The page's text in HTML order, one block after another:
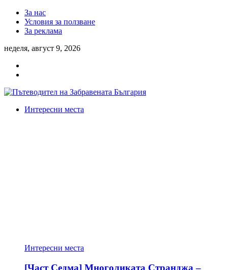
За нас
Условия за ползване
За реклама
неделя, август 9, 2026
Интересни места
Интересни места
[Част Седма] Многоликата Странджа –